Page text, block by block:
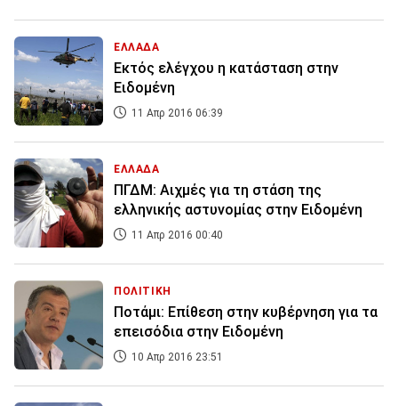
ΕΛΛΑΔΑ
Εκτός ελέγχου η κατάσταση στην
Ειδομένη
11 Απρ 2016 06:39
ΕΛΛΑΔΑ
ΠΓΔΜ: Aιχμές για τη στάση της
ελληνικής αστυνομίας στην Ειδομένη
11 Απρ 2016 00:40
ΠΟΛΙΤΙΚΗ
Ποτάμι: Επίθεση στην κυβέρνηση για τα
επεισόδια στην Ειδομένη
10 Απρ 2016 23:51